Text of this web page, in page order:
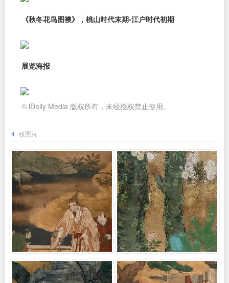
《秋冬花鸟图襖》，桃山时代末期-江户时代初期
展览海报
© iDaily Media 版权所有，未经授权禁止使用。
4 张照片